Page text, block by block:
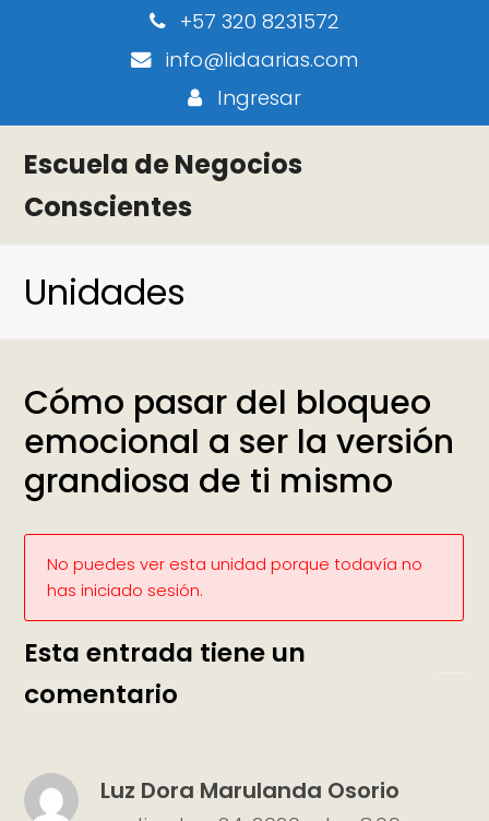
+57 320 8231572
info@lidaarias.com
Ingresar
Escuela de Negocios
Conscientes
Unidades
Cómo pasar del bloqueo
emocional a ser la versión
grandiosa de ti mismo
No puedes ver esta unidad porque todavía no
has iniciado sesión.
Esta entrada tiene un
comentario
Luz Dora Marulanda Osorio